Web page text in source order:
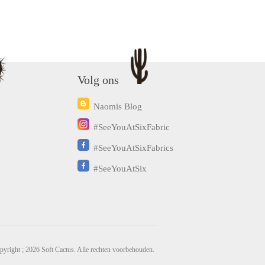
Volg ons
Naomis Blog
#SeeYouAtSixFabric
#SeeYouAtSixFabrics
#SeeYouAtSix
; 2026 Soft Cactus. Alle rechten voorbehouden.